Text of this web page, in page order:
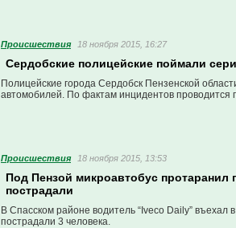
Проиcшествия 18 ноября 2015, 16:27
Сердобские полицейские поймали
Полицейские города Сердобск Пензенской
автомобилей. По фактам инцидентов проводится
Проиcшествия 18 ноября 2015, 13:53
Под Пензой микроавтобус протаранил
пострадали
В Спасском районе водитель “Iveco Daily” въехал
пострадали 3 человека.